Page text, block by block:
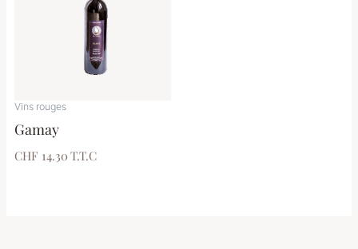
Vins rouges
Gamay
CHF 14.30 T.T.C